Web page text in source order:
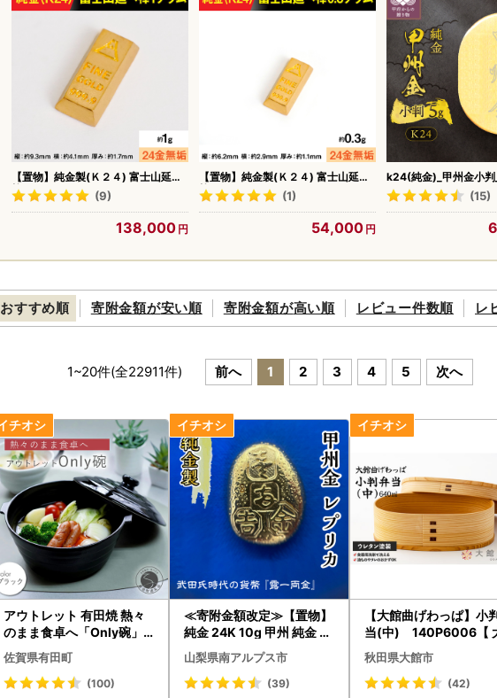
【置物】純金製(Ｋ２４) 富士山延べ
棒1グラム ALPBK180
(9)
138,000
【置物】純金製(Ｋ２４) 富士山延べ
棒0.3グラム ALPBK193
(1)
54,000
k24(純金)_甲州金小
ム)_KOB5
(15)
おすすめ順 寄附金額が安い順 寄附金額が高い順 レビュー件数順 レ
1~20件(全22911件) 前へ 1 2 3 4 5 次へ
アウトレット 有田焼 熱々
のまま食卓へ「Only碗」
（ブラック） 大慶 ci013
佐賀県有田町
(100)
≪寄附金額改定≫【置物】
純金 24K 10g 甲州 純金 レ
プリカ 武田氏時代 の 貨幣
ALPBK095
山梨県南アルプス市
(39)
【大館曲げわっぱ】小
当(中) 140P6006【
館工芸社】
秋田県大館市
(42)